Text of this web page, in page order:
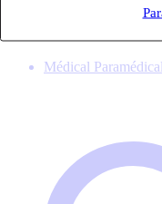
LE PERREUX-SUR-
Médical